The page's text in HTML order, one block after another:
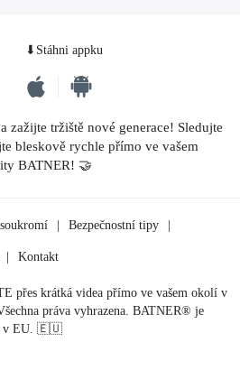
⬇Stáhni appku
zažijte tržiště nové generace! Sledujte
bleskově rychle přímo ve vašem
BATNER! 🤝
Bezpečnostní tipy
Kontakt
přes krátká videa přímo ve vašem okolí v
práva vyhrazena. BATNER® je
v EU. 🇪🇺